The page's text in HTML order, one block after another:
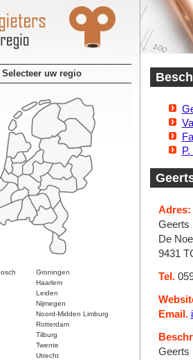
Selecteer uw regio
Groningen
Haarlem
Leiden
Nijmegen
Noord-Midden Limburg
Rotterdam
Tilburg
Twente
Utrecht
Adres:
Geerts
De
9431
Tel.
Email.
Geerts